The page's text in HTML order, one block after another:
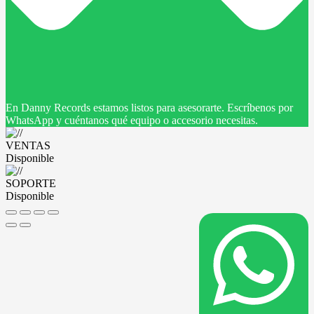
En Danny Records estamos listos para asesorarte. Escríbenos por
WhatsApp y cuéntanos qué equipo o accesorio necesitas.
VENTAS
Disponible
SOPORTE
Disponible